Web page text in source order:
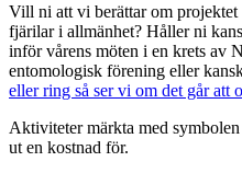
Vill ni att vi berättar om
fjärilar i allmänhet? Håller ni
inför vårens möten i en krets av
entomologisk förening eller
eller ring så ser vi om det går att
Aktiviteter märkta med symbolen
ut en kostnad för.